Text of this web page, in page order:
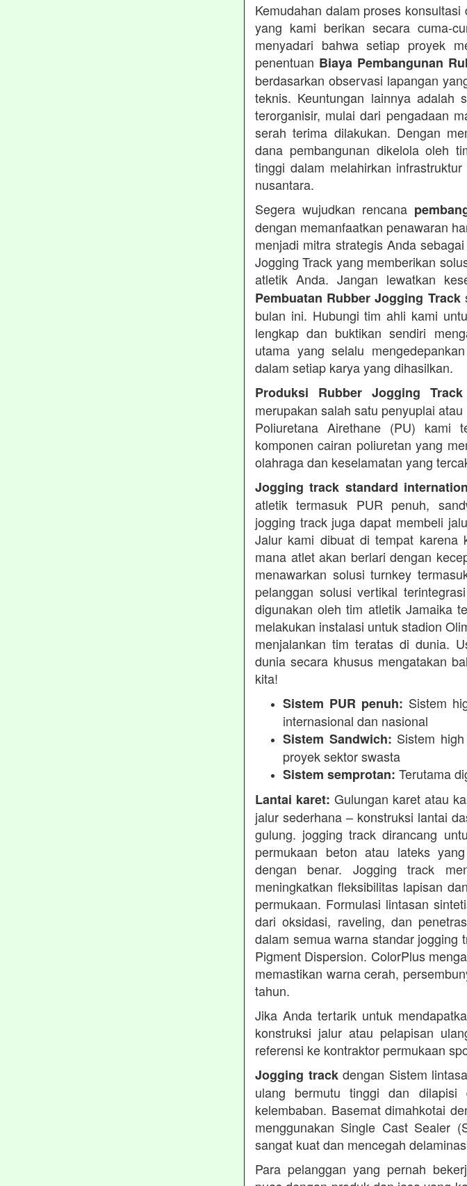
Kemudahan dalam proses
yang kami berikan secara cuma-
menyadari bahwa setiap proyek
penentuan Biaya Pembangunan
berdasarkan observasi lapangan
teknis. Keuntungan lainnya adalah
terorganisir, mulai dari pengadaan
serah terima dilakukan. Dengan
dana pembangunan dikelola oleh
tinggi dalam melahirkan
nusantara.
Segera wujudkan rencana
dengan memanfaatkan penawaran
menjadi mitra strategis Anda
Jogging Track yang memberikan
atletik Anda. Jangan lewatkan
Pembuatan Rubber Jogging Track
bulan ini. Hubungi tim ahli kami
lengkap dan buktikan sendiri
utama yang selalu
dalam setiap karya yang dihasilkan.
Produksi Rubber Jogging
merupakan salah satu penyuplai
Poliuretana Airethane (PU)
komponen cairan poliuretan yang
olahraga dan keselamatan yang
Jogging track standard
atletik termasuk PUR penuh,
jogging track juga dapat membeli
Jalur kami dibuat di tempat karena
mana atlet akan berlari dengan
menawarkan solusi turnkey
pelanggan solusi vertikal
digunakan oleh tim atletik Jamaika
melakukan instalasi untuk stadion
menjalankan tim teratas di dunia.
dunia secara khusus mengatakan
kita!
Sistem PUR penuh: Sistem
internasional dan nasional
Sistem Sandwich: Sistem
proyek sektor swasta
Sistem semprotan: Terutama
Lantai karet: Gulungan karet atau
jalur sederhana – konstruksi lantai
gulung. jogging track dirancang
permukaan beton atau lateks
dengan benar. Jogging track
meningkatkan fleksibilitas lapisan
permukaan. Formulasi lintasan
dari oksidasi, raveling, dan
dalam semua warna standar jogging
Pigment Dispersion. ColorPlus
memastikan warna cerah,
tahun.
Jika Anda tertarik untuk
konstruksi jalur atau pelapisan
referensi ke kontraktor permukaan
Jogging trackdengan Sistem
ulang bermutu tinggi dan dilapisi
kelembaban. Basemat dimahkotai
menggunakan Single Cast Sealer
sangat kuat dan mencegah
Para pelanggan yang pernah